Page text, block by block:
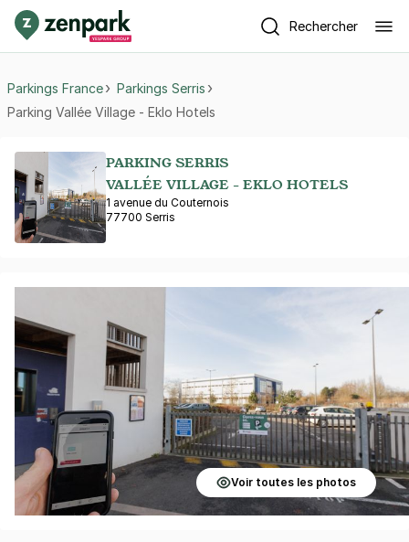
Rechercher
Parkings France
Parkings Serris
Parking Vallée Village - Eklo Hotels
PARKING SERRIS
VALLÉE VILLAGE - EKLO HOTELS
1 avenue du Couternois
77700 Serris
Voir toutes les photos